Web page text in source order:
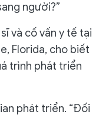
người?”
và cố vấn y tế tại
Florida, cho biết
trình phát triển
phát triển. “Đối